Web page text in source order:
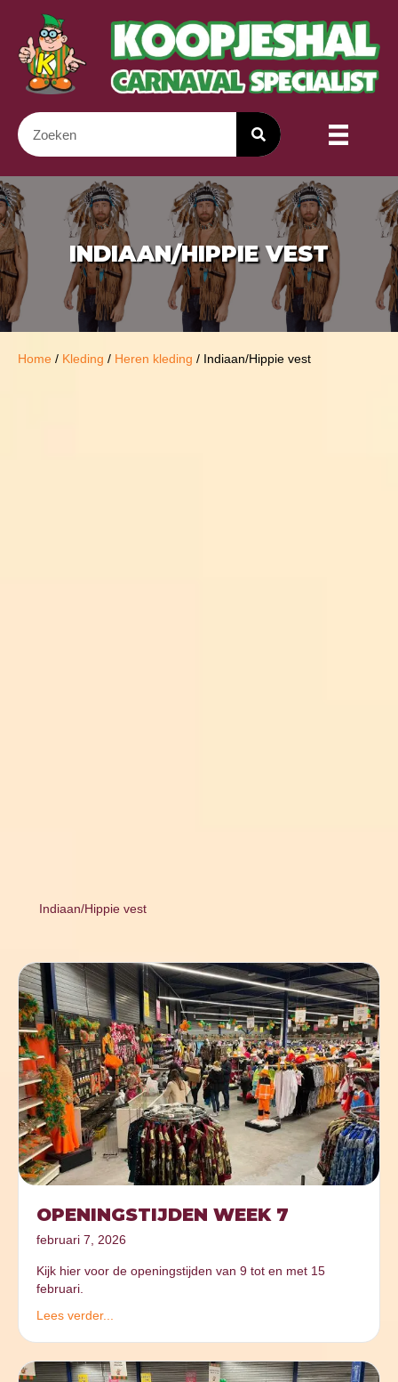
INDIAAN/HIPPIE VEST
Home / Kleding / Heren kleding / Indiaan/Hippie vest
Indiaan/Hippie vest
OPENINGSTIJDEN WEEK 7
februari 7, 2026
Kijk hier voor de openingstijden van 9 tot en met 15
februari.
Lees verder...